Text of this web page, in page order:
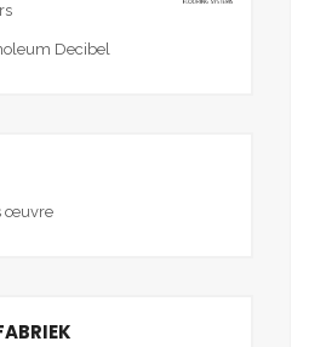
Decibel
œuvre